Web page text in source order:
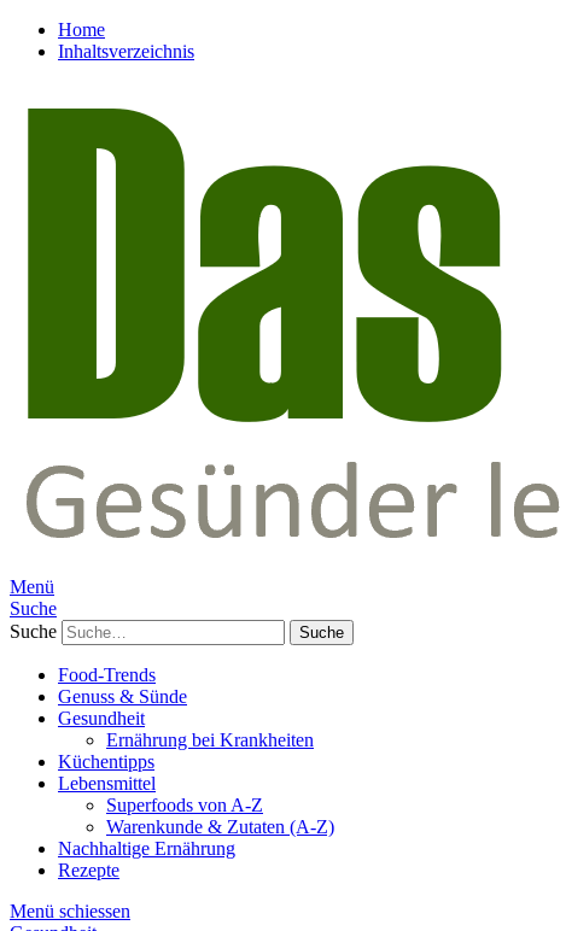
Home
Inhaltsverzeichnis
Menü
Suche
Suche
Food-Trends
Genuss & Sünde
Gesundheit
Ernährung bei Krankheiten
Küchentipps
Lebensmittel
Superfoods von A-Z
Warenkunde & Zutaten (A-Z)
Nachhaltige Ernährung
Rezepte
Menü schiessen